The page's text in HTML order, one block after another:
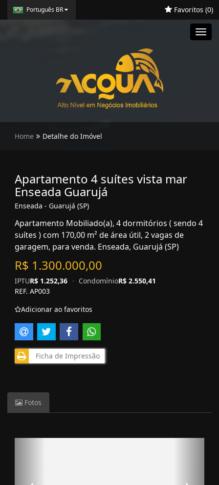
Português BR Favoritos (0)
Home Detalhe do Imóvel
Apartamento 4 suítes vista mar
Enseada Guarujá
Enseada - Guarujá (SP)
Apartamento Mobiliado(a), 4 dormitórios ( sendo 4
suítes ) com 170,00 m² de área útil, 2 vagas de
garagem, para venda. Enseada, Guarujá (SP)
R$ 1.300.000,00
IPTUR$ 1.252,36 · CondomínioR$ 2.550,41
REF. AP003
Adicionar ao favoritos
Ficha de Impressão
Fotos